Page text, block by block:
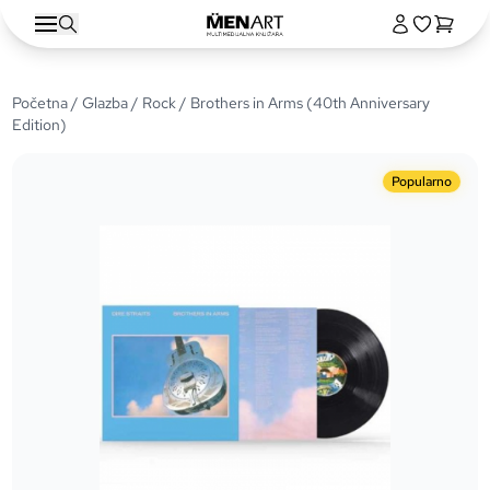
Početna/Glazba/ Rock/ Brothers in Arms (40th Anniversary
Edition)
Popularno